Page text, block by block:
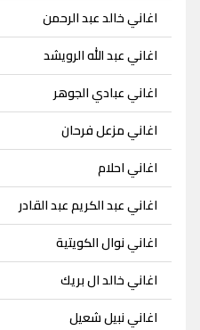
اغاني خالد عبد الرحمن
اغاني عبد الله الرويشد
اغاني عبادي الجوهر
اغاني مزعل فرحان
اغاني احلام
اغاني عبد الكريم عبد القادر
اغاني نوال الكويتية
اغاني خالد ال بريك
اغاني نبيل شعيل